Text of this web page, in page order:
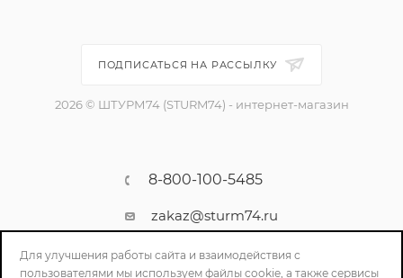
ПОДПИСАТЬСЯ НА РАССЫЛКУ
2026 © ШТУРМ74 (STURM74) - интернет-магазин
8-800-100-5485
zakaz@sturm74.ru
г. Челябинск, ул. Стартовая 34/1
Для улучшения работы сайта и взаимодействия с
пользователями мы используем файлы cookie, а также сервисы